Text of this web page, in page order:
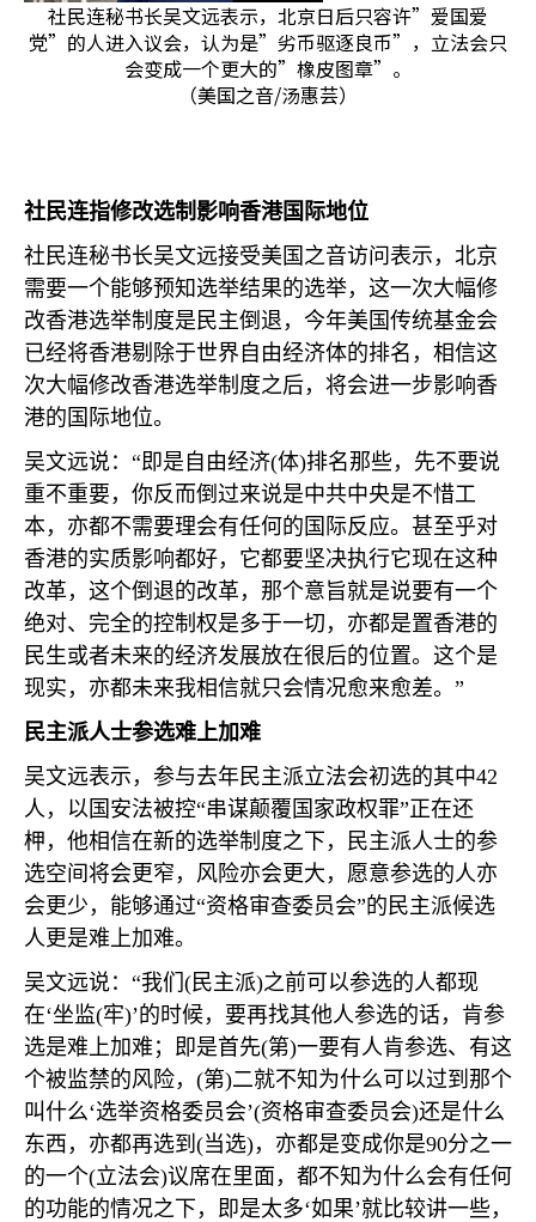
社民连秘书长吴文远表示，北京日后只容许”爱国爱
党”的人进入议会，认为是”劣币驱逐良币”，立法会只
会变成一个更大的”橡皮图章”。
（美国之音/汤惠芸）
社民连指修改选制影响香港国际地位
社民连秘书长吴文远接受美国之音访问表示，北京
需要一个能够预知选举结果的选举，这一次大幅修
改香港选举制度是民主倒退，今年美国传统基金会
已经将香港剔除于世界自由经济体的排名，相信这
次大幅修改香港选举制度之后，将会进一步影响香
港的国际地位。
吴文远说：“即是自由经济(体)排名那些，先不要说
重不重要，你反而倒过来说是中共中央是不惜工
本，亦都不需要理会有任何的国际反应。甚至乎对
香港的实质影响都好，它都要坚决执行它现在这种
改革，这个倒退的改革，那个意旨就是说要有一个
绝对、完全的控制权是多于一切，亦都是置香港的
民生或者未来的经济发展放在很后的位置。这个是
现实，亦都未来我相信就只会情况愈来愈差。”
民主派人士参选难上加难
吴文远表示，参与去年民主派立法会初选的其中42
人，以国安法被控“串谋颠覆国家政权罪”正在还
柙，他相信在新的选举制度之下，民主派人士的参
选空间将会更窄，风险亦会更大，愿意参选的人亦
会更少，能够通过“资格审查委员会”的民主派候选
人更是难上加难。
吴文远说：“我们 (民主派)之前可以参选的人都现
在‘坐监(牢)’的时候，要再找其他人参选的话，肯参
选是难上加难；即是首先(第)一要有人肯参选、有这
个被监禁的风险， (第)二就不知为什么可以过到那个
叫什么‘选举资格委员会’(资格审查委员会)还是什么
东西，亦都再选到 (当选)，亦都是变成你是90分之一
的一个(立法会)议席在里面，都不知为什么会有任何
的功能的情况之下，即是太多‘如果’就比较讲一些，